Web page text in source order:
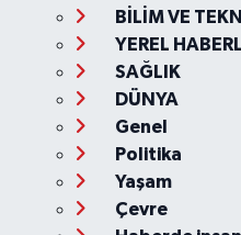
BİLİM VE
YEREL
SAĞLIK
DÜNYA
Genel
Politika
Yaşam
Çevre